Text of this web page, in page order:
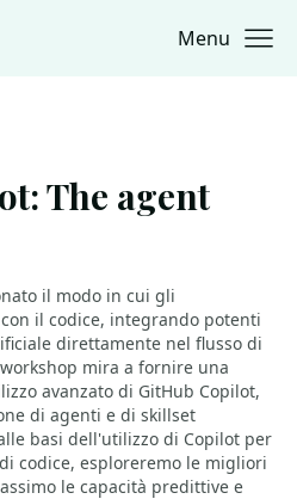
Menu
The agent
il modo in cui gli
il codice, integrando potenti
direttamente nel flusso di
mira a fornire una
avanzato di GitHub Copilot,
di agenti e di skillset
basi dell'utilizzo di Copilot per
codice, esploreremo le migliori
le capacità predittive e